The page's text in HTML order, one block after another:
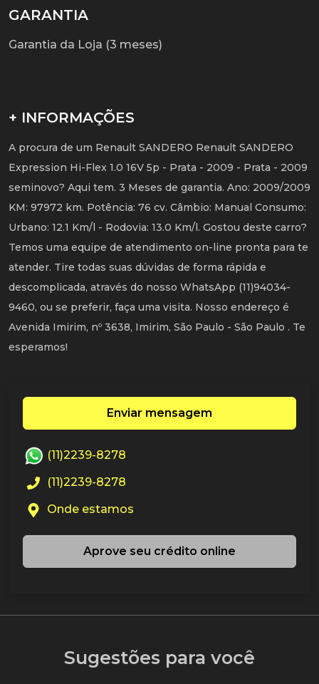
GARANTIA
Garantia da Loja (3 meses)
+ INFORMAÇÕES
A procura de um Renault SANDERO Renault SANDERO
Expression Hi-Flex 1.0 16V 5p - Prata - 2009 - Prata - 2009
seminovo? Aqui tem. 3 Meses de garantia. Ano: 2009/2009
KM: 97972 km. Potência: 76 cv. Câmbio: Manual Consumo:
Urbano: 12.1 Km/l - Rodovia: 13.0 Km/l. Gostou deste carro?
Temos uma equipe de atendimento on-line pronta para te
atender. Tire todas suas dúvidas de forma rápida e
descomplicada, através do nosso WhatsApp (11)94034-
9460, ou se preferir, faça uma visita. Nosso endereço é
Avenida Imirim, nº 3638, Imirim, São Paulo - São Paulo . Te
esperamos!
Enviar mensagem
(11)2239-8278
(11)2239-8278
Onde estamos
Aprove seu crédito online
Sugestões para você